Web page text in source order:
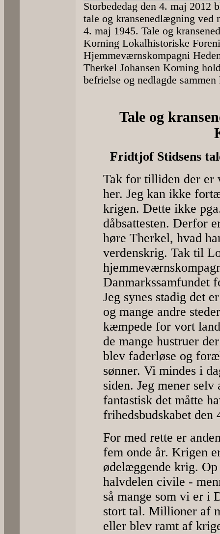
Storbededag den 4. maj
tale og kransenedlægning ved
4. maj 1945. Tale og
Korning Lokalhistoriske
Hjemmeværnskompagni
Therkel Johansen Korning
befrielse og nedlagde
Tale og
Fridtjof Stidsens
Tak for tilliden der er
her. Jeg kan ikke
krigen. Dette ikke
dåbsattesten. Derfor
høre Therkel, hvad
verdenskrig. Tak til
Danmarkssamfundet
Jeg synes stadig det
og mange andre
kæmpede for vort
de mange hustruer
blev faderløse og
sønner. Vi mindes i
siden. Jeg mener
fantastisk det måtte
frihedsbudskabet den
For med rette er
fem onde år. Krigen
ødelæggende krig.
halvdelen civile -
så mange som vi er i
stort tal. Millioner af
eller blev ramt af